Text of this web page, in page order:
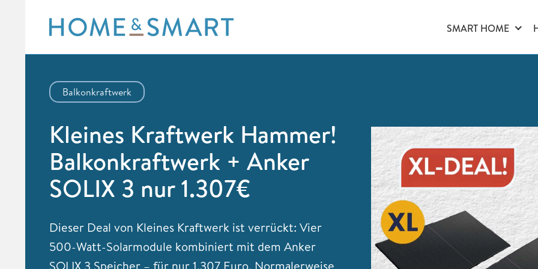
content
SMART HOME
Balkonkraftwerk
Kleines Kraftwerk Hammer!
Balkonkraftwerk + Anker
SOLIX 3 nur 1.307€
Dieser Deal von Kleines Kraftwerk ist verrückt: Vier
500-Watt-Solarmodule kombiniert mit dem Anker
SOLIX 3 Speicher – für nur 1.307 Euro. Normalerweise